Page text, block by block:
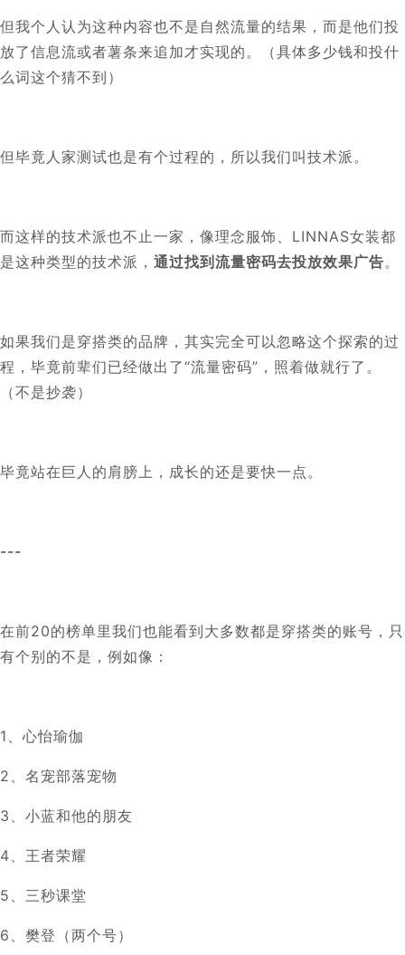
但我个人认为这种内容也不是自然流量的结果，而是他们投
放了信息流或者薯条来追加才实现的。（具体多少钱和投什
么词这个猜不到）
但毕竟人家测试也是有个过程的，所以我们叫技术派。
而这样的技术派也不止一家，像理念服饰、LINNAS女装都
是这种类型的技术派， 通过找到流量密码去投放效果广告。
如果我们是穿搭类的品牌，其实完全可以忽略这个探索的过
程，毕竟前辈们已经做出了“流量密码”，照着做就行了。
（不是抄袭）
毕竟站在巨人的肩膀上，成长的还是要快一点。
---
在前20的榜单里我们也能看到大多数都是穿搭类的账号，只
有个别的不是，例如像：
1、心怡瑜伽
2、名宠部落宠物
3、小蓝和他的朋友
4、王者荣耀
5、三秒课堂
6、樊登（两个号）